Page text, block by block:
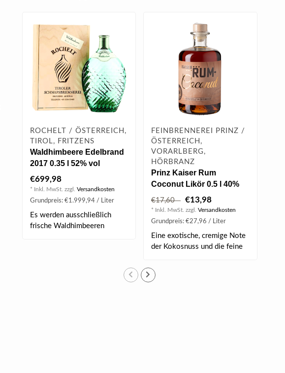
ROCHELT / ÖSTERREICH,
TIROL, FRITZENS
Waldhimbeere Edelbrand
2017 0.35 l 52% vol
€699,98
* Inkl. MwSt. zzgl. Versandkosten
Grundpreis: €1.999,94 / Liter
Es werden ausschließlich
frische Waldhimbeeren
FEINBRENNEREI PRINZ /
ÖSTERREICH,
VORARLBERG,
HÖRBRANZ
Prinz Kaiser Rum
Coconut Likör 0.5 l 40%
vol
€17,60 €13,98
* Inkl. MwSt. zzgl. Versandkosten
Grundpreis: €27,96 / Liter
Eine exotische, cremige Note
der Kokosnuss und die feine